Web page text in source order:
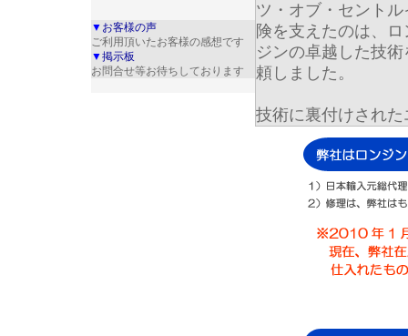
▼ お客様の声
ご利用頂いたお客様の感想です
▼掲示板
お問合せ等お待ちしております
ツ・オブ・セント
険を支えたのは、
ジンの卓越した技
頼しました。
技術に裏付けされ